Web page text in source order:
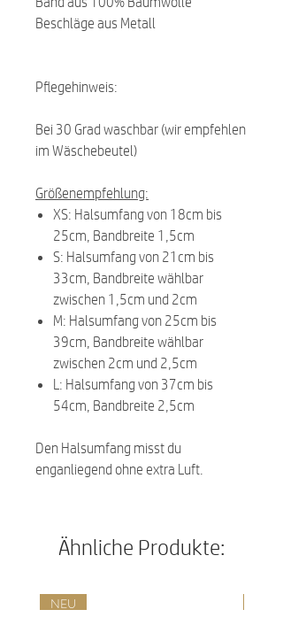
Beschläge aus Metall
Pflegehinweis:
Bei 30 Grad waschbar (wir empfehlen
im Wäschebeutel)
Größenempfehlung:
XS: Halsumfang von 18cm bis
25cm, Bandbreite 1,5cm
S: Halsumfang von 21cm bis
33cm, Bandbreite wählbar
zwischen 1,5cm und 2cm
M: Halsumfang von 25cm bis
39cm, Bandbreite wählbar
zwischen 2cm und 2,5cm
L: Halsumfang von 37cm bis
54cm, Bandbreite 2,5cm
Den Halsumfang misst du
enganliegend ohne extra Luft.
Ähnliche Produkte:
NEU